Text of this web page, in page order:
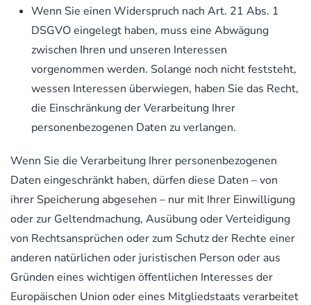
Wenn Sie einen Widerspruch nach Art. 21 Abs. 1
DSGVO eingelegt haben, muss eine Abwägung
zwischen Ihren und unseren Interessen
vorgenommen werden. Solange noch nicht feststeht,
wessen Interessen überwiegen, haben Sie das Recht,
die Einschränkung der Verarbeitung Ihrer
personenbezogenen Daten zu verlangen.
Wenn Sie die Verarbeitung Ihrer personenbezogenen
Daten eingeschränkt haben, dürfen diese Daten – von
ihrer Speicherung abgesehen – nur mit Ihrer Einwilligung
oder zur Geltendmachung, Ausübung oder Verteidigung
von Rechtsansprüchen oder zum Schutz der Rechte einer
anderen natürlichen oder juristischen Person oder aus
Gründen eines wichtigen öffentlichen Interesses der
Europäischen Union oder eines Mitgliedstaats verarbeitet